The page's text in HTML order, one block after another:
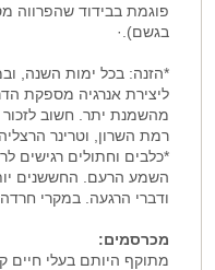
פוגמת בבידוד שהפרווה
בגשם).·
*הזנה: בכל ימות השנה,
ליצירת אנרגיה מספקת
מהשמנת יתר. חשוב לזכור
רמת השרון, וטרינר הרצליה
*כלבים וחתולים רגישים
השמע הרעם. החששנים
ודברי הרגעה. במקרי חרדה
מכרסמים:
מתוקף היותם בעלי חיים